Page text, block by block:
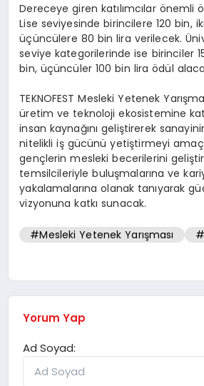
Dereceye giren katılımcılar önemli
Lise seviyesinde birincilere 120 bin,
üçüncülere 80 bin lira verilecek.
seviye kategorilerinde ise birinciler
bin, üçüncüler 100 bin lira ödül
TEKNOFEST Mesleki Yetenek
üretim ve teknoloji ekosistemine
insan kaynağını geliştirerek
nitelikli iş gücünü yetiştirmeyi
gençlerin mesleki becerilerini
temsilcileriyle buluşmalarına ve
yakalamalarına olanak tanıyarak
vizyonuna katkı sunacak.
#Mesleki Yetenek Yarışması
Yorum Yap
Ad Soyad: